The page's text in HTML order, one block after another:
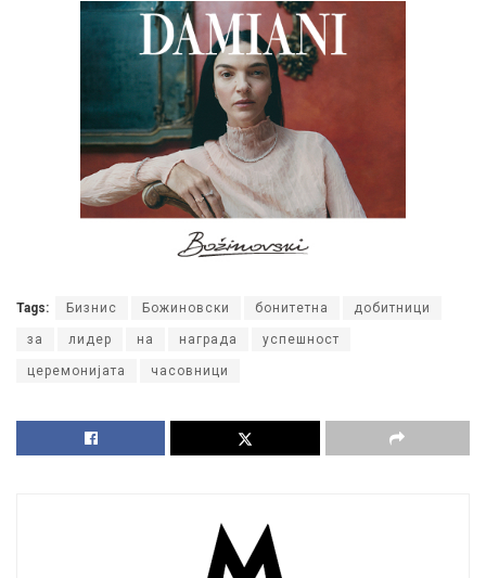
Tags: Бизнис Божиновски бонитетна добитници
за лидер на награда успешност
церемонијата часовници